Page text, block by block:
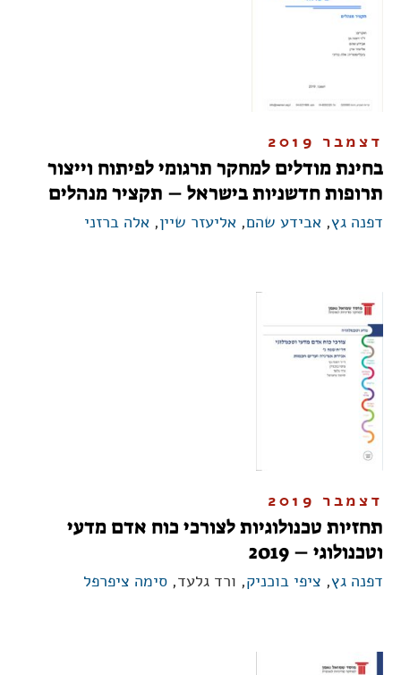
דצמבר 2019
בחינת מודלים למחקר תרגומי לפיתוח וייצור
תרופות חדשניות בישראל – תקציר מנהלים
דפנה גץ, אבידע שהם, אליעזר שיין, אלה ברזני
דצמבר 2019
תחזיות טכנולוגיות לצורכי כוח אדם מדעי
וטכנולוגי – 2019
דפנה גץ, ציפי בוכניק, ורד גלעד, סימה ציפרפל